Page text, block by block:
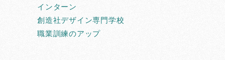
インターン
創造社デザイン専門学校
職業訓練のアップ